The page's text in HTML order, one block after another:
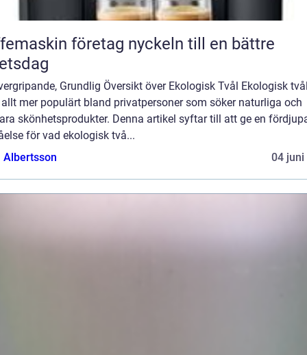
företag nyckeln till en bättre
Grundlig Översikt över Ekologisk Tvål Ekologisk
mer populärt bland privatpersoner som söker naturliga och
skönhetsprodukter. Denna artikel syftar till att ge en
för vad ekologisk två...
Albertsson
04 juni